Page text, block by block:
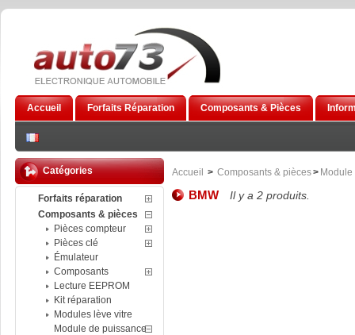
Accueil Forfaits Réparation Composants & Pièces
Catégories
Forfaits réparation
Composants & pièces
Pièces compteur
Pièces clé
Émulateur
Composants
Lecture EEPROM
Kit réparation
Modules lève vitre
Module de puissance
Accueil > Composants & pièces>
BMW Il y a 2 produits.